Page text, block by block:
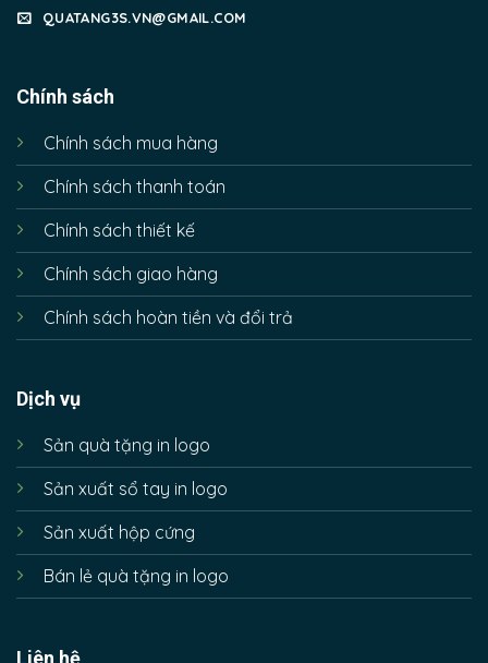
QUATANG3S.VN@GMAIL.COM
Chính sách
Chính sách mua hàng
Chính sách thanh toán
Chính sách thiết kế
Chính sách giao hàng
Chính sách hoàn tiền và đổi trả
Dịch vụ
Sản quà tặng in logo
Sản xuất sổ tay in logo
Sản xuất hộp cứng
Bán lẻ quà tặng in logo
Liên hệ